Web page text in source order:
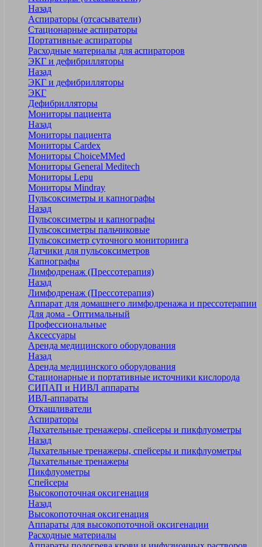
Назад
Аспираторы (отсасыватели)
Стационарные аспираторы
Портативные аспираторы
Расходные материалы для аспираторов
ЭКГ и дефибрилляторы
Назад
ЭКГ и дефибрилляторы
ЭКГ
Дефибрилляторы
Мониторы пациента
Назад
Мониторы пациента
Мониторы Cardex
Мониторы ChoiceMMed
Мониторы General Meditech
Мониторы Lepu
Мониторы Mindray
Пульсоксиметры и капнографы
Назад
Пульсоксиметры и капнографы
Пульсоксиметры пальчиковые
Пульсоксиметр суточного мониторинга
Датчики для пульсоксиметров
Kапнографы
Лимфодренаж (Прессотерапия)
Назад
Лимфодренаж (Прессотерапия)
Аппарат для домашнего лимфодренажа и прессотерапии
Для дома - Оптимальный
Профессиональные
Аксессуары
Аренда медицинского оборудования
Назад
Аренда медицинского оборудования
Стационарные и портативные источники кислорода
СИПАП и НИВЛ аппараты
ИВЛ-аппараты
Откашливатели
Аспираторы
Дыхательные тренажеры, спейсеры и пикфлуометры
Назад
Дыхательные тренажеры, спейсеры и пикфлуометры
Дыхательные тренажеры
Пикфлуометры
Спейсеры
Высокопоточная оксигенация
Назад
Высокопоточная оксигенация
Аппараты для высокопоточной оксигенации
Расходные материалы